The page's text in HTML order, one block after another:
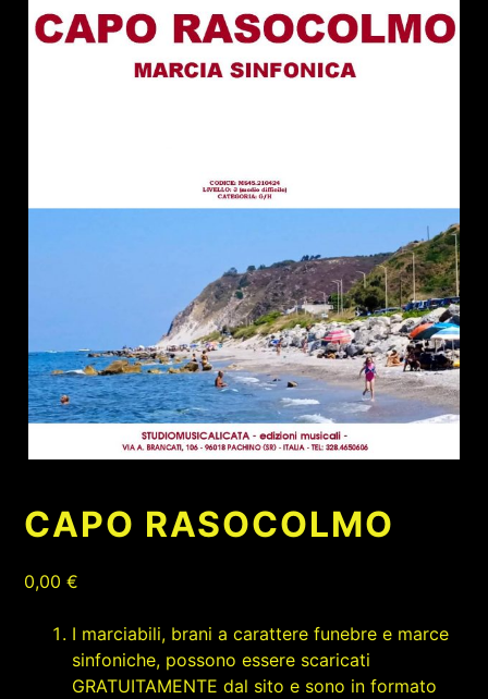
CAPO RASOCOLMO
0,00€
I marciabili, brani a carattere funebre e marce
sinfoniche, possono essere scaricati
GRATUITAMENTE dal sito e sono in formato